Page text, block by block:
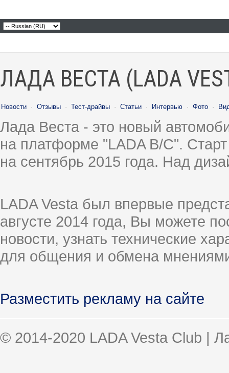
ЛАДА ВЕСТА (LADA
Новости · Отзывы · Тест-драйвы · Статьи · Интервью · Фото ·
Лада Веста - это новый
на платформе "LADA B/C".
на сентябрь 2015 года. Над
LADA Vesta был впервые
августе 2014 года, Вы можете
новости, узнать технические
для общения и обмена
Разместить рекламу на сайте
© 2014-2020 LADA Vesta Club |